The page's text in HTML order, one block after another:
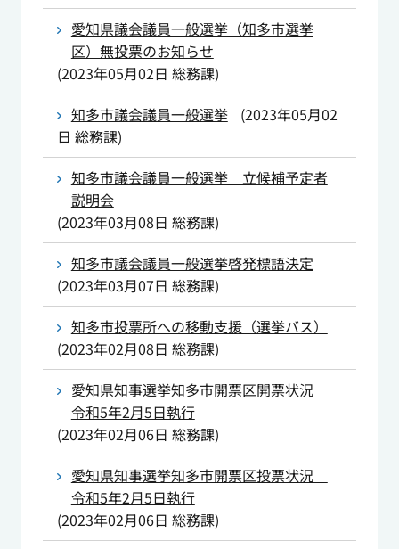
愛知県議会議員一般選挙（知多市選挙
区）無投票のお知らせ
(2023年05月02日 総務課)
知多市議会議員一般選挙
(2023年05月02
日 総務課)
知多市議会議員一般選挙 立候補予定者
説明会
(2023年03月08日 総務課)
知多市議会議員一般選挙啓発標語決定
(2023年03月07日 総務課)
知多市投票所への移動支援（選挙バス）
(2023年02月08日 総務課)
愛知県知事選挙知多市開票区開票状況
令和5年2月5日執行
(2023年02月06日 総務課)
愛知県知事選挙知多市開票区投票状況
令和5年2月5日執行
(2023年02月06日 総務課)